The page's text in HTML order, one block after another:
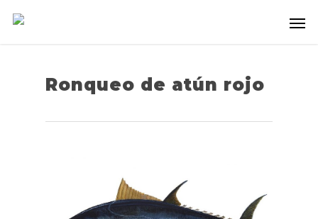
Ronqueo de atún rojo